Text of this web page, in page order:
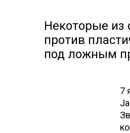
Некоторые из
против
под ложным
7